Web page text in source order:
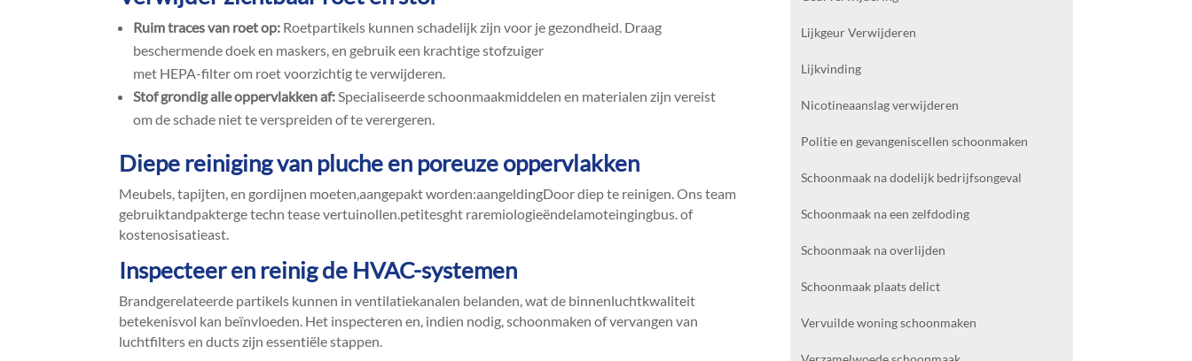
Ruim traces van roet op: Roetpartikels kunnen schadelijk zijn voor je gezondheid.​ Draag
beschermende doek en maskers, en gebruik een krachtige stofzuiger
met HEPA-filter om roet voorzichtig te verwijderen.​
Stof grondig alle oppervlakken af:Specialiseerde schoonmaakmiddelen en materialen zijn vereist
om de schade niet te verspreiden of te verergeren.​
Diepe reiniging van pluche en poreuze oppervlakken
Meubels, tapijten, en gordijnen moeten,aangepakt worden:aangeldingDoor diep te reinigen.​ Ons team
gebruiktandpakterge techn tease vertuinollen.​petitesght raremiologieëndelamoteingingbus.​ of
kostenosisatieast.​
Inspecteer en reinig de HVAC-systemen
Brandgerelateerde partikels kunnen in ventilatiekanalen belanden, wat de binnenluchtkwaliteit
betekenisvol kan beïnvloeden.​ Het inspecteren en, indien nodig, schoonmaken of vervangen van
luchtfilters en ducts zijn essentiële stappen.​
Lijkgeur Verwijderen
Lijkvinding
Nicotineaanslag verwijderen
Politie en gevangeniscellen schoonmaken
Schoonmaak na dodelijk bedrijfsongeval
Schoonmaak na een zelfdoding
Schoonmaak na overlijden
Schoonmaak plaats delict
Vervuilde woning schoonmaken